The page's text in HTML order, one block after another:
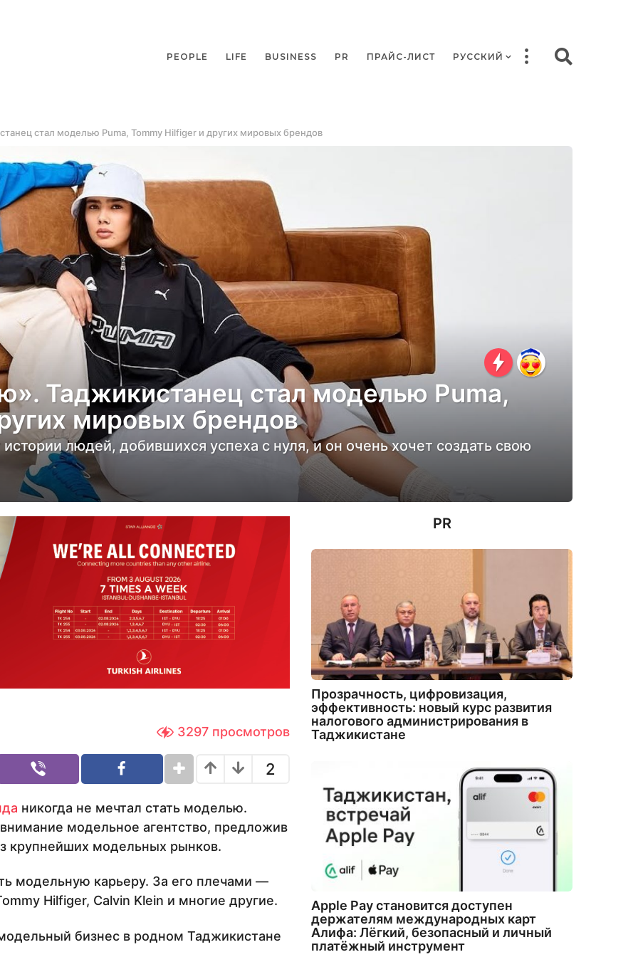
PEOPLE LIFE BUSINESS PR ПРАЙС-ЛИСТ РУССКИЙ
стал моделью Puma, Tommy Hilfiger и других мировых брендов
Таджикистанец стал моделью Puma,
мировых брендов
людей, добившихся успеха с нуля, и он очень хочет создать свою
3297 просмотров
2
никогда не мечтал стать моделью.
модельное агентство, предложив
крупнейших модельных рынков.
модельную карьеру. За его плечами —
Hilfiger, Calvin Klein и многие другие.
бизнес в родном Таджикистане
PR
Прозрачность, цифровизация,
эффективность: новый курс развития
налогового администрирования в
Таджикистане
Apple Pay становится доступен
держателям международных карт
Алифа: Лёгкий, безопасный и личный
платёжный инструмент